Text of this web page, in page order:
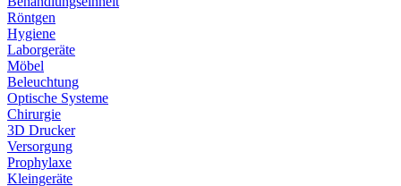
Röntgen
Hygiene
Laborgeräte
Möbel
Beleuchtung
Optische Systeme
Chirurgie
3D Drucker
Versorgung
Prophylaxe
Kleingeräte